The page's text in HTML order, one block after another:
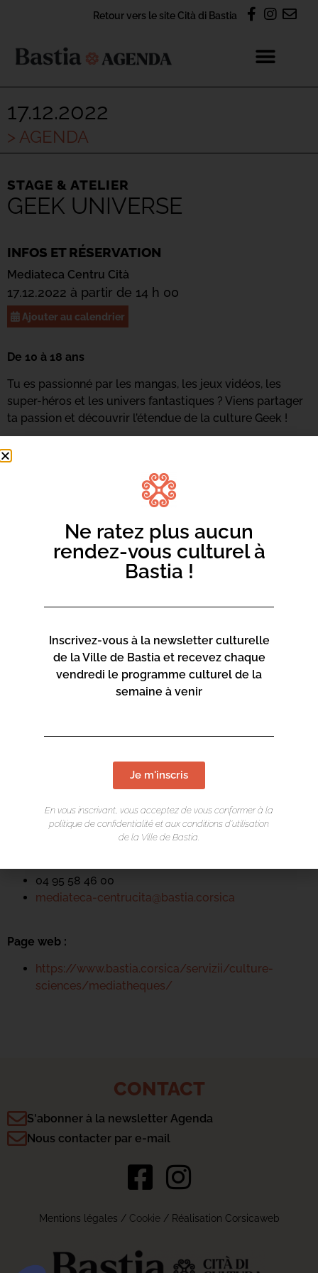
Retour vers le site Cità di Bastia
17.12.2022
> AGENDA
STAGE & ATELIER
GEEK UNIVERSE
INFOS ET RÉSERVATION
Mediateca Centru Cità
17.12.2022 à partir de 14 h 00
Ajouter au calendrier
De 10 à 18 ans
Tu es passionné par les mangas, les jeux vidéos, les
super-héros et les univers fantastiques ? Viens partager
ta passion et découvrir l’étendue de la culture Geek !
mail ici.
LIEU DE L'ÉVÉNEMENT
Mediateca Centru Cità
Rue Favalelli
20200 Bastia
04 95 58 46 00
mediateca-centrucita@bastia.corsica
Page web :
https://www.bastia.corsica/servizii/culture-
sciences/mediatheques/
CONTACT
S'abonner à la newsletter Agenda
Nous contacter par e-mail
Mentions légales / Cookie/ Réalisation Corsicaweb
Ne ratez plus aucun
rendez-vous culturel à
Bastia !
Inscrivez-vous à la newsletter culturelle
de la Ville de Bastia et recevez chaque
vendredi le programme culturel de la
semaine à venir
Je m'inscris
En vous inscrivant, vous acceptez de vous conformer à la
politique de confidentialité et aux conditions d’utilisation
de la Ville de Bastia.